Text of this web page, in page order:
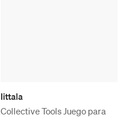
Iittala
Collective Tools Juego para